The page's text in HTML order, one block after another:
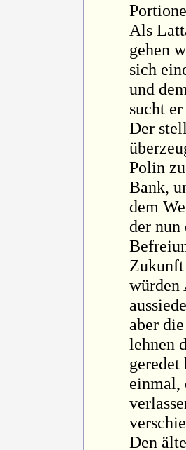
Als
gehen
sich
und
sucht
Der
Polin
Bank,
dem
der nun
Zukunft
würden
aber
lehnen
geredet
einmal,
Den